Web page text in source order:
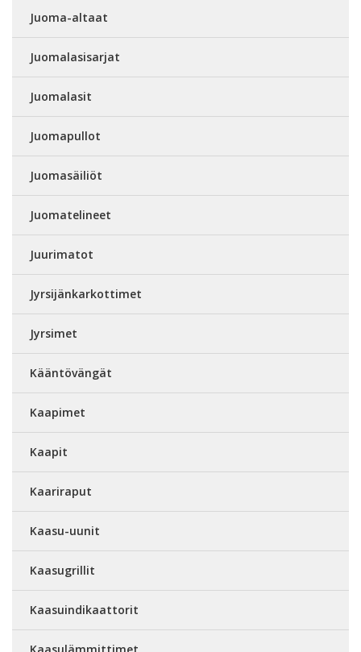
Juoma-altaat
Juomalasisarjat
Juomalasit
Juomapullot
Juomasäiliöt
Juomatelineet
Juurimatot
Jyrsijänkarkottimet
Jyrsimet
Kääntövängät
Kaapimet
Kaapit
Kaariraput
Kaasu-uunit
Kaasugrillit
Kaasuindikaattorit